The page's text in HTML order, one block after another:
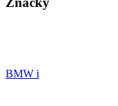
BMW i